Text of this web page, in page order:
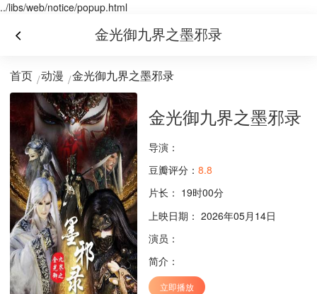
../libs/web/notice/popup.html
金光御九界之墨邪录
首页 动漫 金光御九界之墨邪录
金光御九界之墨邪录
导演：
豆瓣评分： 8.8
片长： 19时00分
上映日期： 2026年05月14日
演员：
简介：
立即播放